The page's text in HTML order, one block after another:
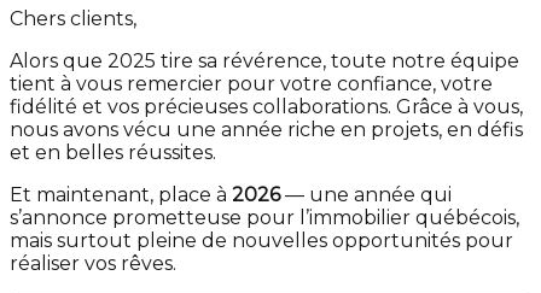
Chers clients,
Alors que 2025 tire sa révérence, toute notre équipe
tient à vous remercier pour votre confiance, votre
fidélité et vos précieuses collaborations. Grâce à vous,
nous avons vécu une année riche en projets, en défis
et en belles réussites.
Et maintenant, place à 2026— une année qui
s’annonce prometteuse pour l’immobilier québécois,
mais surtout pleine de nouvelles opportunités pour
réaliser vos rêves.